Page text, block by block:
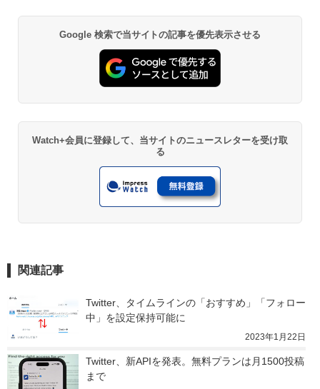
Google 検索で当サイトの記事を優先表示させる
Watch+会員に登録して、当サイトのニュースレターを受け取
る
関連記事
Twitter、タイムラインの「おすすめ」「フォロー
中」を設定保持可能に
2023年1月22日
Twitter、新APIを発表。無料プランは月1500投稿
まで